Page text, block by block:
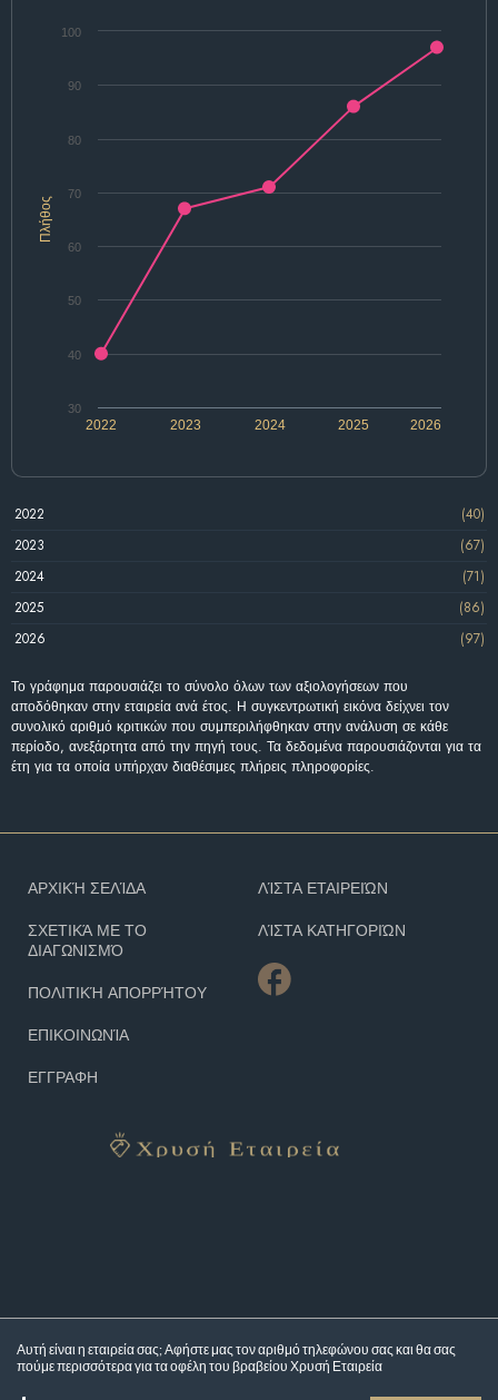
Πλήθος
2025
2022 2023 2024 2026
30
40
50
60
70
80
90
100
2022
(40)
2023
(67)
2024
(71)
2025
(86)
2026
(97)
Το γράφημα παρουσιάζει το σύνολο όλων των αξιολογήσεων που
αποδόθηκαν στην εταιρεία ανά έτος. Η συγκεντρωτική εικόνα δείχνει τον
συνολικό αριθμό κριτικών που συμπεριλήφθηκαν στην ανάλυση σε κάθε
περίοδο, ανεξάρτητα από την πηγή τους. Τα δεδομένα παρουσιάζονται για τα
έτη για τα οποία υπήρχαν διαθέσιμες πλήρεις πληροφορίες.
Αυτή είναι η εταιρεία σας; Αφήστε μας τον αριθμό τηλεφώνου σας και θα σας
πούμε περισσότερα για ταοφέλη του βραβείου Χρυσή Εταιρεία
ΑΡΧΙΚΉ ΣΕΛΊΔΑ
ΣΧΕΤΙΚΆ ΜΕ ΤΟ
ΔΙΑΓΩΝΙΣΜΌ
ΠΟΛΙΤΙΚΉ ΑΠΟΡΡΉΤΟΥ
ΕΠΙΚΟΙΝΩΝΊΑ
ΕΓΓΡΑΦΗ
ΛΊΣΤΑ ΕΤΑΙΡΕΙΏΝ
ΛΊΣΤΑ ΚΑΤΗΓΟΡΙΏΝ